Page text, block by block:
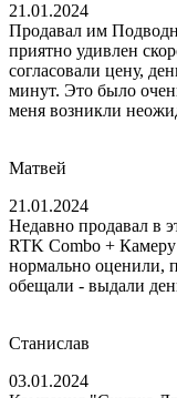
21.01.2024
Продавал им
приятно удивлен
согласовали цену,
минут. Это было
меня возникли
Матвей
21.01.2024
Недавно продавал в
RTK Combo + Камеру
нормально оценили,
обещали - выдали
Станислав
03.01.2024